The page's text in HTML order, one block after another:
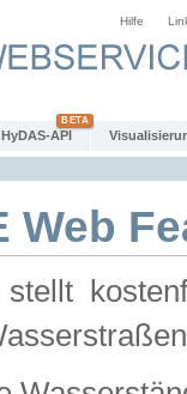
Hilfe
HyDAS-API
Web